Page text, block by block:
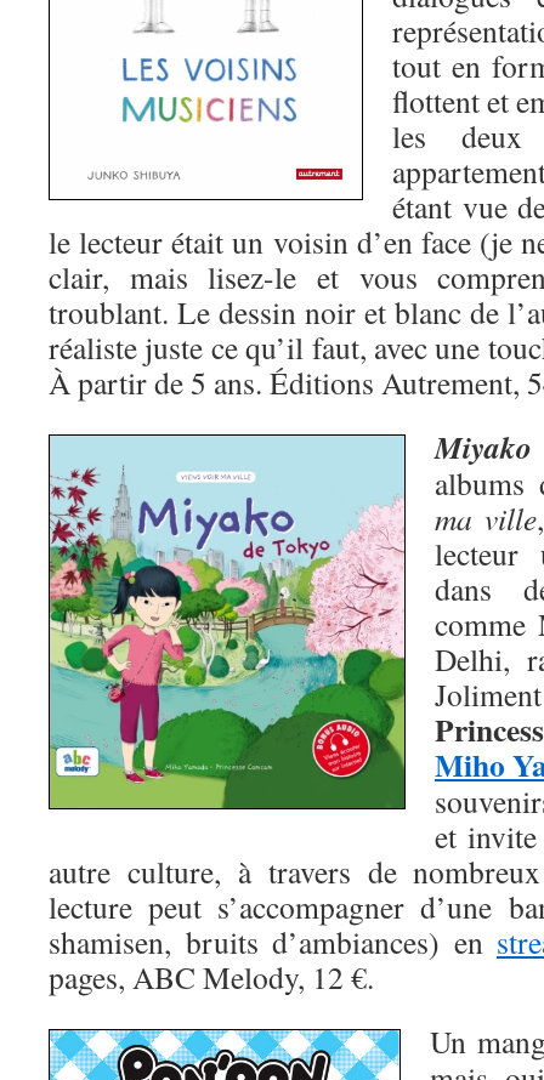
tout en
flottent et
les deux
étant vue
le lecteur était un voisin d’en face (je
clair, mais lisez-le et vous
troublant. Le dessin noir et blanc de
réaliste juste ce qu’il faut, avec une
À partir de 5 ans. Éditions Autrement,
Miyako
ma ville
lecteur
dans
comme
Delhi,
Miho
et invite
autre culture, à travers de
lecture peut s’accompagner d’une
shamisen, bruits d’ambiances) en
pages, ABC Melody, 12 €.
Un